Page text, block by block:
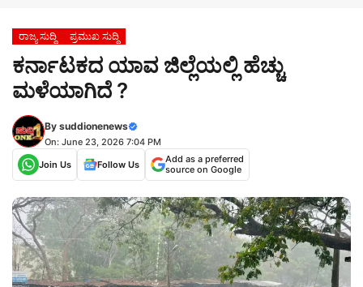
ರಾಜ್ಯ ಸುದ್ದಿ ಪ್ರಮುಖ ಸುದ್ದಿ
ಕರ್ನಾಟಕದ ಯಾವ ಜಿಲ್ಲೆಯಲ್ಲಿ ಹೆಚ್ಚು
ಮಳೆಯಾಗಿದೆ ?
By suddionenews
On: June 23, 2026 7:04 PM
Join Us
Follow Us
Add as a preferred
source on Google